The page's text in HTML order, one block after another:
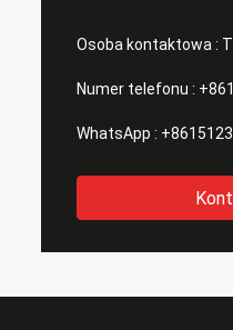
Osoba kontaktowa :
Numer telefonu :
WhatsApp :